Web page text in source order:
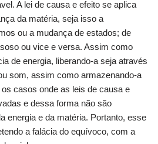
A lei de causa e efeito se aplica
da matéria, seja isso a
ou a mudança de estados; de
ou vice e versa. Assim como
de energia, liberando-a seja através
som, assim como armazenando-a
casos onde as leis de causa e
e dessa forma não são
energia e da matéria. Portanto, esse
a falácia do equívoco, com a